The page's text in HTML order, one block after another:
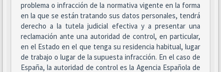
problema o infracción de la normativa vigente en la forma
en la que se están tratando sus datos personales, tendrá
derecho a la tutela judicial efectiva y a presentar una
reclamación ante una autoridad de control, en particular,
en el Estado en el que tenga su residencia habitual, lugar
de trabajo o lugar de la supuesta infracción. En el caso de
España, la autoridad de control es la Agencia Española de